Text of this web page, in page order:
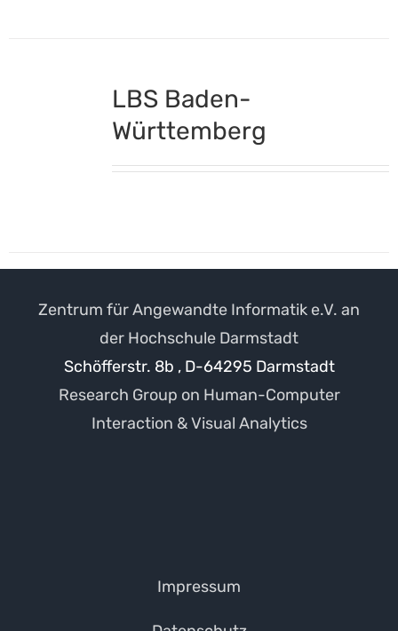
LBS Baden-
Württemberg
Zentrum für Angewandte Informatik e.V. an
der Hochschule Darmstadt
Schöfferstr. 8b , D-64295 Darmstadt
Research Group on Human-Computer
Interaction & Visual Analytics
Impressum